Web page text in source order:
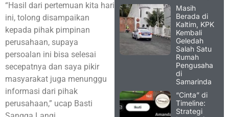
“Hasil dari pertemuan kita hari
ini, tolong disampaikan
kepada pihak pimpinan
perusahaan, supaya
persoalan ini bisa selesai
secepatnya dan saya pikir
masyarakat juga menunggu
informasi dari pihak
perusahaan,” ucap Basti
Masih
Berada di
Kaltim, KPK
Kembali
Geledah
Salah Satu
Rumah
Pengusaha
di
Samarinda
“Cinta” di
Timeline:
Strategi